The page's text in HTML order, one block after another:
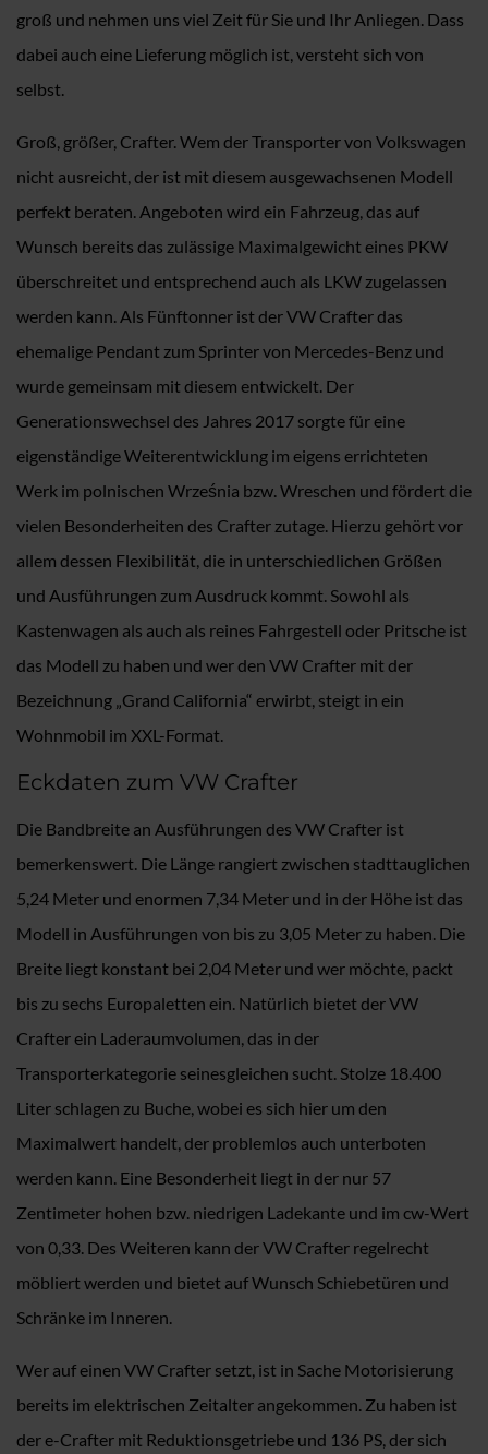
groß und nehmen uns viel Zeit für Sie und Ihr Anliegen. Dass
dabei auch eine Lieferung möglich ist, versteht sich von
selbst.
Groß, größer, Crafter. Wem der Transporter von Volkswagen
nicht ausreicht, der ist mit diesem ausgewachsenen Modell
perfekt beraten. Angeboten wird ein Fahrzeug, das auf
Wunsch bereits das zulässige Maximalgewicht eines PKW
überschreitet und entsprechend auch als LKW zugelassen
werden kann. Als Fünftonner ist der VW Crafter das
ehemalige Pendant zum Sprinter von Mercedes-Benz und
wurde gemeinsam mit diesem entwickelt. Der
Generationswechsel des Jahres 2017 sorgte für eine
eigenständige Weiterentwicklung im eigens errichteten
Werk im polnischen Września bzw. Wreschen und fördert die
vielen Besonderheiten des Crafter zutage. Hierzu gehört vor
allem dessen Flexibilität, die in unterschiedlichen Größen
und Ausführungen zum Ausdruck kommt. Sowohl als
Kastenwagen als auch als reines Fahrgestell oder Pritsche ist
das Modell zu haben und wer den VW Crafter mit der
Bezeichnung „Grand California“ erwirbt, steigt in ein
Wohnmobil im XXL-Format.
Eckdaten zum VW Crafter
Die Bandbreite an Ausführungen des VW Crafter ist
bemerkenswert. Die Länge rangiert zwischen stadttauglichen
5,24 Meter und enormen 7,34 Meter und in der Höhe ist das
Modell in Ausführungen von bis zu 3,05 Meter zu haben. Die
Breite liegt konstant bei 2,04 Meter und wer möchte, packt
bis zu sechs Europaletten ein. Natürlich bietet der VW
Crafter ein Laderaumvolumen, das in der
Transporterkategorie seinesgleichen sucht. Stolze 18.400
Liter schlagen zu Buche, wobei es sich hier um den
Maximalwert handelt, der problemlos auch unterboten
werden kann. Eine Besonderheit liegt in der nur 57
Zentimeter hohen bzw. niedrigen Ladekante und im cw-Wert
von 0,33. Des Weiteren kann der VW Crafter regelrecht
möbliert werden und bietet auf Wunsch Schiebetüren und
Schränke im Inneren.
Wer auf einen VW Crafter setzt, ist in Sache Motorisierung
bereits im elektrischen Zeitalter angekommen. Zu haben ist
der e-Crafter mit Reduktionsgetriebe und 136 PS, der sich